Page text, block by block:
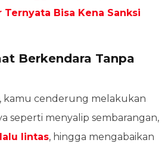
Ternyata Bisa Kena Sanksi
Berkendara Tanpa
cenderung melakukan
seperti menyalip sembarangan,
lalu lintas, hingga mengabaikan